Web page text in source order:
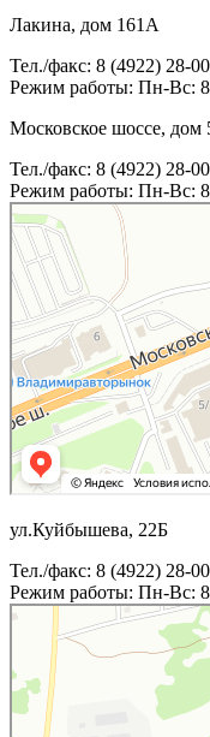
Лакина, дом 161А
Тел./факс: 8 (4922) 28-
Режим работы: Пн-Вс:
Московское шоссе, дом
Тел./факс: 8 (4922) 28-
Режим работы: Пн-Вс:
ул.Куйбышева, 22Б
Тел./факс: 8 (4922) 28-
Режим работы: Пн-Вс: